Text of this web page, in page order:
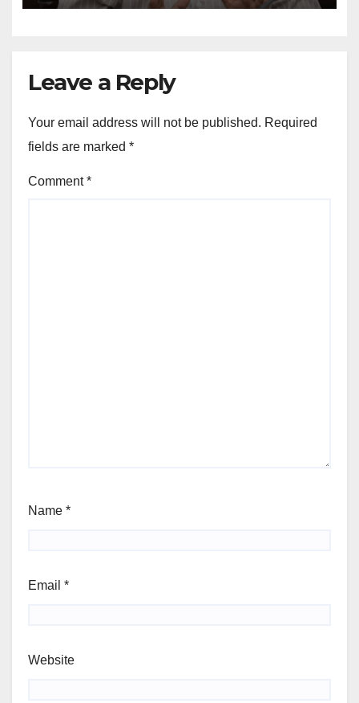
Leave a Reply
Your email address will not be published. Required
fields are marked *
Comment*
Name *
Email *
Website